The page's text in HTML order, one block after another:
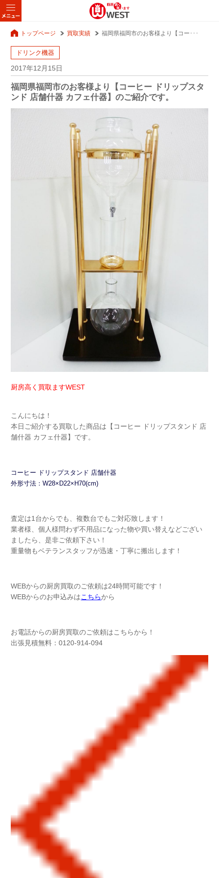
トップページ 買取実績 福岡県福岡市のお客様より【コー･･･
ドリンク機器
2017年12月15日
福岡県福岡市のお客様より【コーヒー ドリップスタ
ンド 店舗什器 カフェ什器】のご紹介です。
厨房高く買取ますWEST
こんにちは！
本日ご紹介する買取した商品は【コーヒー ドリップスタンド 店
舗什器 カフェ什器】です。
コーヒー ドリップスタンド 店舗什器
外形寸法：W28×D22×H70(cm)
査定は1台からでも、複数台でもご対応致します！
業者様、個人様問わず不用品になった物や買い替えなどござい
ましたら、是非ご依頼下さい！
重量物もベテランスタッフが迅速・丁寧に搬出します！
WEBからの厨房買取のご依頼は24時間可能です！
WEBからのお申込みはこちらから
お電話からの厨房買取のご依頼はこちらから！
出張見積無料：0120-914-094